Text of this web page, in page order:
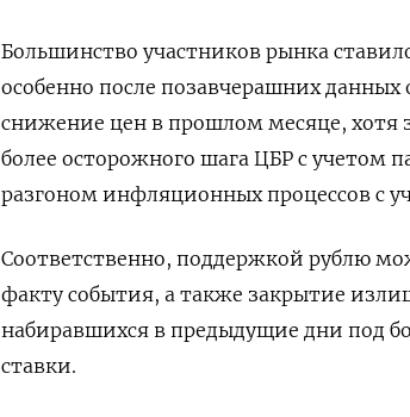
Большинство участников рынка
особенно после позавчерашних
снижение цен в прошлом месяце, хотя
более осторожного шага ЦБР с учетом
разгоном инфляционных процессов с
Соответственно, поддержкой рублю
факту события, а также закрытие
набиравшихся в предыдущие дни под
ставки.